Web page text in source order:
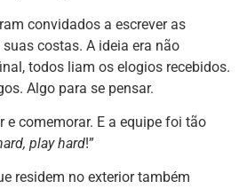
convidados a escrever as
costas. A ideia era não
todos liam os elogios recebidos.
Algo para se pensar.
e comemorar. E a equipe foi tão
play hard!”
residem no exterior também